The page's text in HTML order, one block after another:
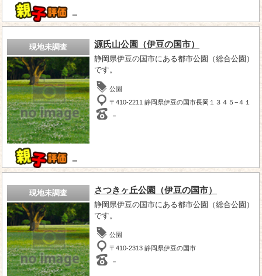
－
現地未調査
－
源氏山公園（伊豆の国市）
静岡県伊豆の国市にある都市公園（総合公園）
です。
公園
〒410-2211 静岡県伊豆の国市長岡１３４５−４１
－
現地未調査 さつきヶ丘公園（伊豆の国市）
静岡県伊豆の国市にある都市公園（総合公園）
です。
公園
〒410-2313 静岡県伊豆の国市
－